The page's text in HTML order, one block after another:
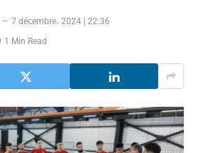
7 décembre، 2024 | 22:36
1 Min Read